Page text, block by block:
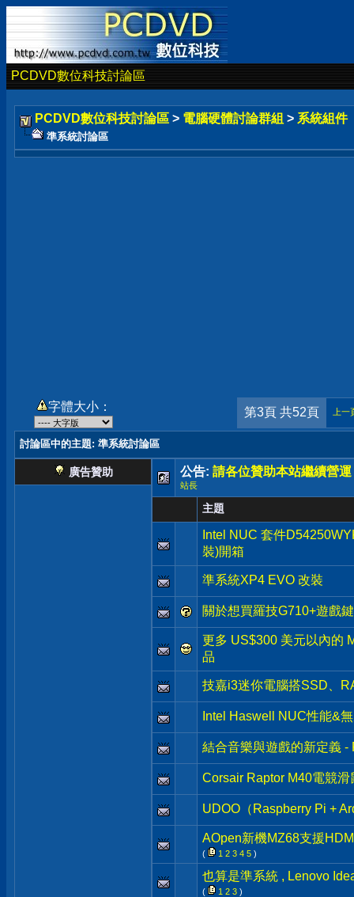
PCDVD數位科技討論區
PCDVD數位科技討論區 > 電腦硬體討論群組 > 系統組件
準系統討論區
字體大小： 第3頁 共52頁 上一
討論區中的主題: 準系統討論區
廣告贊助 公告: 請各位贊助本站繼續營運
站長
主題
Intel NUC 套件
裝)開箱
準系統XP4 EVO 改裝
關於想買羅技G710+遊戲
更多 US$300 美元以內的
品
技嘉i3迷你電腦搭SSD、
Intel Haswell NUC性能&
結合音樂與遊戲的新定義 -
Corsair Raptor M40電競滑
UDOO（Raspberry Pi +
AOpen新機MZ68支援
( 1 2 3 4 5 )
也算是準系統 , Lenovo
( 1 2 3 )